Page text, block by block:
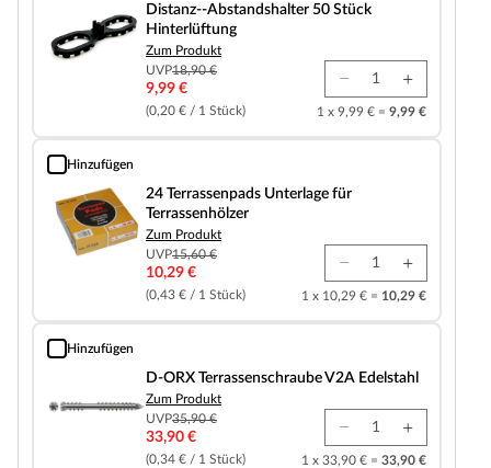
Distanz--Abstandshalter 50 Stück
Hinterlüftung
Zum Produkt
UVP18,90 €
9,99 €
(0,20 € / 1 Stück) 1 x 9,99 € = 9,99 €
Hinzufügen
24 Terrassenpads Unterlage für Terrassenhölzer
24 Terrassenpads Unterlage für
Terrassenhölzer
Zum Produkt
UVP15,60 €
10,29 €
(0,43 € / 1 Stück) 1 x 10,29 € = 10,29 €
Hinzufügen
D-ORX Terrassenschraube V2A Edelstahl
D-ORX Terrassenschraube V2A Edelstahl
Zum Produkt
UVP35,90 €
33,90 €
(0,34 € / 1 Stück) 1 x 33,90 € = 33,90 €